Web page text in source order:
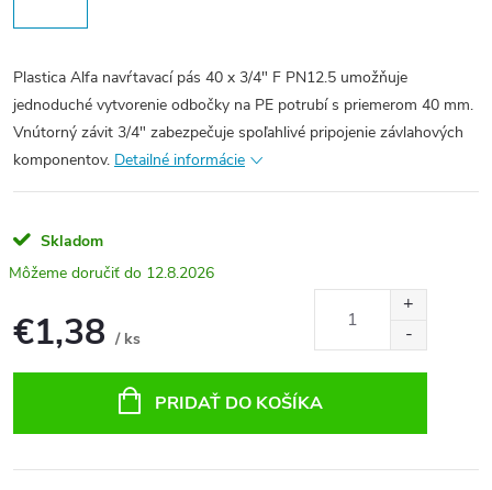
Plastica Alfa navŕtavací pás 40 x 3/4" F PN12.5 umožňuje
jednoduché vytvorenie odbočky na PE potrubí s priemerom 40 mm.
Vnútorný závit 3/4" zabezpečuje spoľahlivé pripojenie závlahových
komponentov. Detailné informácie
Skladom
12.8.2026
€1,38 / ks
PRIDAŤ DO KOŠÍKA